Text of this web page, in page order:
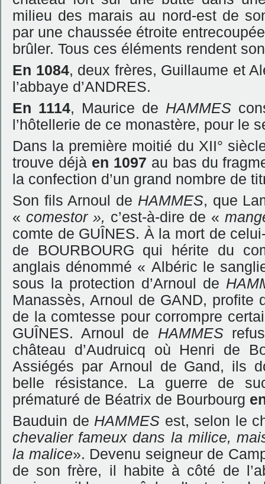
milieu des marais au nord-est de
par une chaussée étroite
brûler. Tous ces éléments rendent
En 1084, deux frères, Guillaume et
l’abbaye d’ANDRES.
En 1114, Maurice de HAMMES
l’hôtellerie de ce monastère, pour le
Dans la première moitié du XII°
trouve déjà en 1097 au bas du
la confection d’un grand nombre de
Son fils Arnoul de HAMMES, que
« comestor », c’est-à-dire de «
comte de GUÎNES. À la mort de
de BOURBOURG qui hérite du
anglais dénommé « Albéric le
sous la protection d’Arnoul de
Manassès, Arnoul de GAND,
de la comtesse pour corrompre
GUÎNES. Arnoul de HAMMES
château d’Audruicq où Henri de
Assiégés par Arnoul de Gand, ils
belle résistance. La guerre de
prématuré de Béatrix de Bourbourg
Bauduin de HAMMES est, selon le
chevalier fameux dans la milice,
la malice». Devenu seigneur de
de son frère, il habite à côté de